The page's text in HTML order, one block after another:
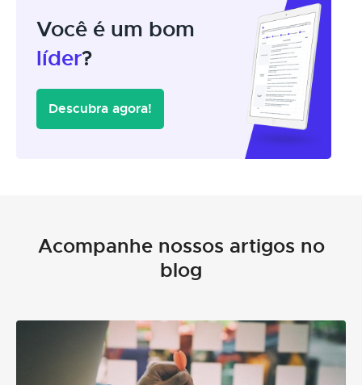
Você é um bom
líder?
Descubra agora!
Acompanhe nossos artigos no
blog